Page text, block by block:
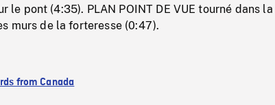
le pont (4:35). PLAN POINT DE VUE tourné dans la
murs de la forteresse (0:47).
from Canada